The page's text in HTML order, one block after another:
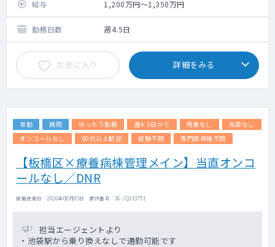
管理業務をお願いいたします
給与 1,200万円～1,350万円
勤務日数 週4.5日
お気に入り 詳細をみる
常勤 病院 ゆったり勤務 週4.5日から 残業なし
当直なし
オンコールなし
60代以上歓迎 経験不問 専門医資格不問
【板橋区×療養病棟管理メイン】当直オンコ
ールなし／DNR
掲載更新日 : 2026年08月05日 案件番号 : 26-JQ313751
担当エージェントより
・池袋駅から乗り換えなしで通勤可能です